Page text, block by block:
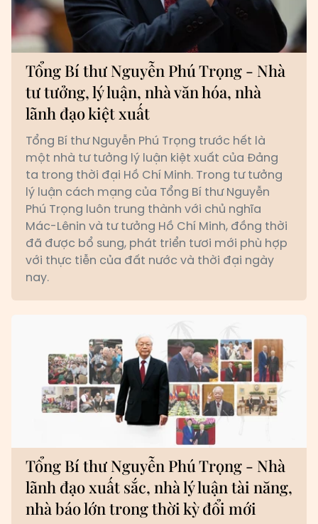
Tổng Bí thư Nguyễn Phú Trọng - Nhà
tư tưởng, lý luận, nhà văn hóa, nhà
lãnh đạo kiệt xuất
Tổng Bí thư Nguyễn Phú Trọng trước hết là
một nhà tư tưởng lý luận kiệt xuất của Đảng
ta trong thời đại Hồ Chí Minh. Trong tư tưởng
lý luận cách mạng của Tổng Bí thư Nguyễn
Phú Trọng luôn trung thành với chủ nghĩa
Mác-Lênin và tư tưởng Hồ Chí Minh, đồng thời
đã được bổ sung, phát triển tươi mới phù hợp
với thực tiễn của đất nước và thời đại ngày
nay.
Tổng Bí thư Nguyễn Phú Trọng - Nhà
lãnh đạo xuất sắc, nhà lý luận tài năng,
nhà báo lớn trong thời kỳ đổi mới